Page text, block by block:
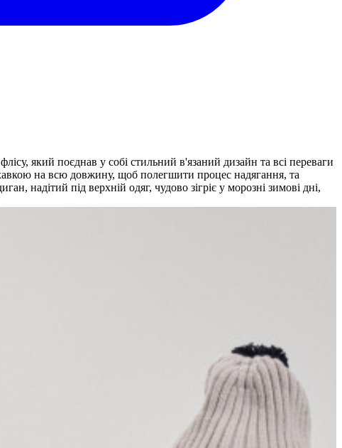
який поєднав у собі стильний в'язаний дизайн та всі переваги
на всю довжину, щоб полегшити процес надягання, та
надітий під верхній одяг, чудово зігріє у морозні зимові дні,